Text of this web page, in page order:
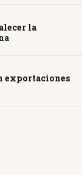
la
exportaciones